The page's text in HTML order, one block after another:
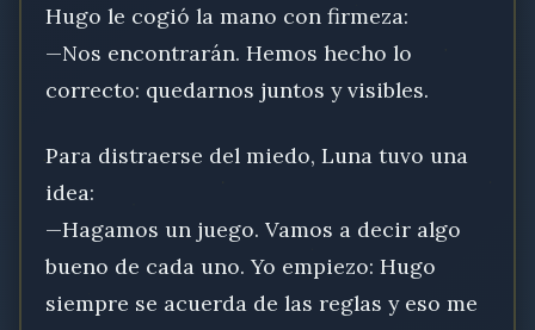
Hugo le cogió la mano con firmeza:
—Nos encontrarán. Hemos hecho lo
correcto: quedarnos juntos y visibles.
Para distraerse del miedo, Luna tuvo una
idea:
—Hagamos un juego. Vamos a decir algo
bueno de cada uno. Yo empiezo: Hugo
siempre se acuerda de las reglas y eso me